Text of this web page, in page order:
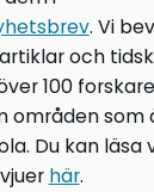
. Vi
och
100
områden som
Du kan läsa
här.